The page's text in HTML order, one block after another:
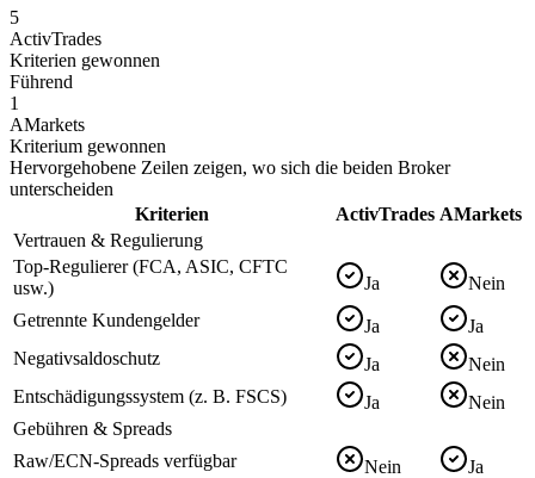
5
ActivTrades
Kriterien gewonnen
Führend
1
AMarkets
Kriterium gewonnen
Hervorgehobene Zeilen zeigen, wo sich die beiden Broker
unterscheiden
Kriterien
ActivTrades AMarkets
Vertrauen & Regulierung
Top-Regulierer (FCA, ASIC, CFTC
usw.)
Ja
Nein
Getrennte Kundengelder
Ja
Ja
Negativsaldoschutz
Ja
Nein
Entschädigungssystem (z. B. FSCS)
Ja
Nein
Gebühren & Spreads
Raw/ECN-Spreads verfügbar
Nein
Ja